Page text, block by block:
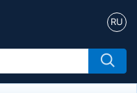
RU